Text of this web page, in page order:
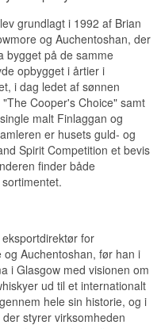
· Sød · Medicinsk
Whisky Company ejer flere
over navnløse
Finlaggan fra Islay også
Modellen giver dem
ellers aldrig ville kunne købe,
hvor de kommer fra.
afFinlaggan
med en omsluttende
frigiver nuancer af mørk
Cask Strength
Malt Whisky Company
Skotland
Malt Scotch Whisky
Ja
· Krydret · Fadstyrke
ø i Loch Finlaggan på Islay,
Isles-herrerne i middelalderen
øer og den vestlige kyst.
lever flasken udelukkende
Islay: robust, tørveret og
på kompromis med en vis
let at vende tilbage til som
medicinsk tone møder
et strejf blød vanilje i
med tørv, saltlage og en snert
igennem den kraftige røg.
let krydret, med en
grundlagt i 1992 af Brian
og Auchentoshan, der
bygget på de samme
opbygget i årtier i
i dag ledet af sønnen
Cooper's Choice" samt
malt Finlaggan og
er husets guld- og
Spirit Competition et bevis
finder både
for
Auchentoshan, før han i
i Glasgow med visionen om
ud til et internationalt
hele sin historie, og i
styrer virksomheden